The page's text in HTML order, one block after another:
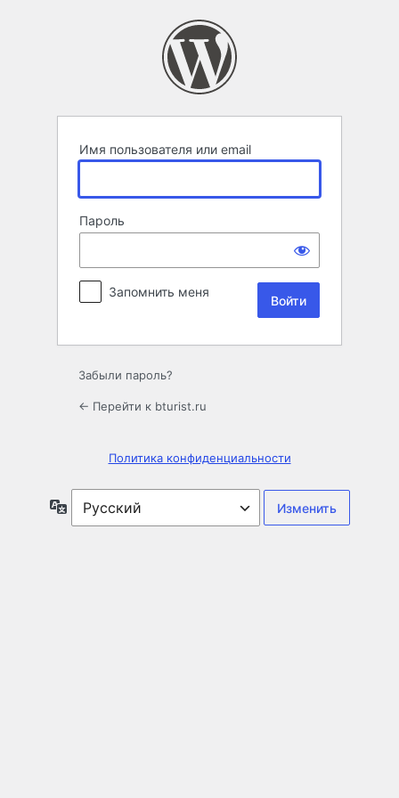
Имя пользователя или email
Пароль
Запомнить меня
Забыли пароль?
← Перейти к bturist.ru
Политика конфиденциальности
Язык